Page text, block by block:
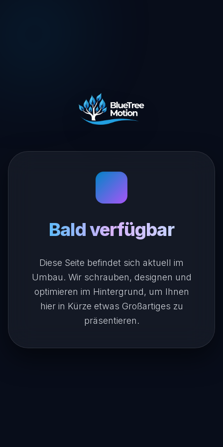
Bald verfügbar
Diese Seite befindet sich aktuell im
Umbau. Wir schrauben, designen und
optimieren im Hintergrund, um Ihnen
hier in Kürze etwas Großartiges zu
präsentieren.